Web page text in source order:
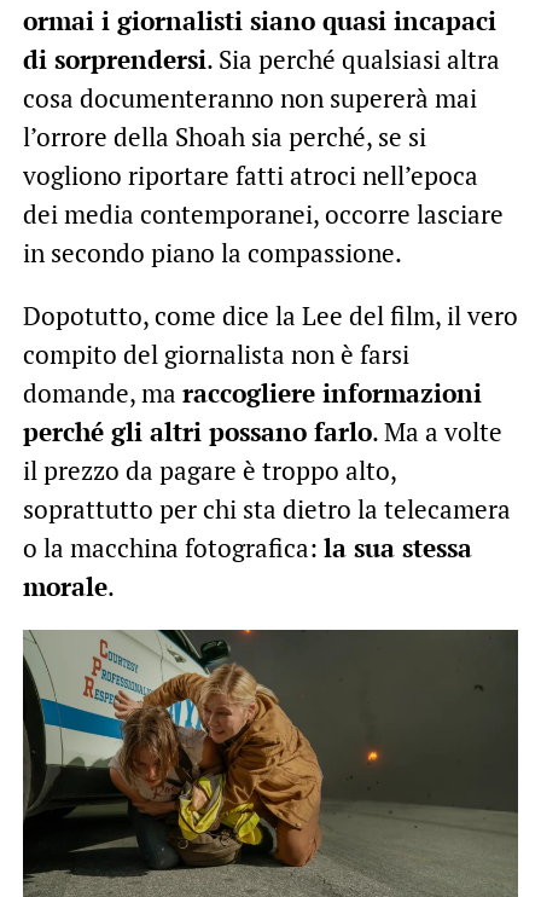
ormai i giornalisti siano quasi incapaci
di sorprendersi. Sia perché qualsiasi altra
cosa documenteranno non supererà mai
l’orrore della Shoah sia perché, se si
vogliono riportare fatti atroci nell’epoca
dei media contemporanei, occorre lasciare
in secondo piano la compassione.
Dopotutto, come dice la Lee del film, il vero
compito del giornalista non è farsi
domande, ma raccogliere informazioni
perché gli altri possano farlo. Ma a volte
il prezzo da pagare è troppo alto,
soprattutto per chi sta dietro la telecamera
o la macchina fotografica: la sua stessa
morale.